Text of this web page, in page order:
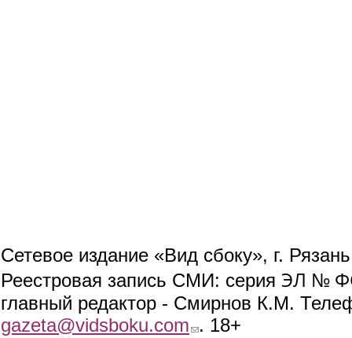
Сетевое издание «Вид сбоку», г.
Реестровая запись СМИ: серия ЭЛ №
главный редактор - Смирнов К.М.
gazeta@vidsboku.com (link sends e-mail)
. 18+